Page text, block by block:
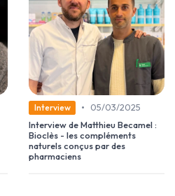
Interview •
05/03/2025
Interview de Matthieu Becamel :
Bioclès - les compléments
naturels conçus par des
pharmaciens